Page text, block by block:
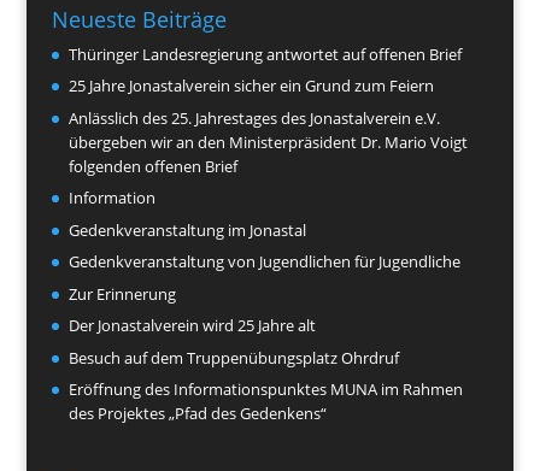
Neueste Beiträge
Thüringer Landesregierung antwortet auf offenen Brief
25 Jahre Jonastalverein sicher ein Grund zum Feiern
Anlässlich des 25. Jahrestages des Jonastalverein e.V.
übergeben wir an den Ministerpräsident Dr. Mario Voigt
folgenden offenen Brief
Information
Gedenkveranstaltung im Jonastal
Gedenkveranstaltung von Jugendlichen für Jugendliche
Zur Erinnerung
Der Jonastalverein wird 25 Jahre alt
Besuch auf dem Truppenübungsplatz Ohrdruf
Eröffnung des Informationspunktes MUNA im Rahmen
des Projektes „Pfad des Gedenkens“